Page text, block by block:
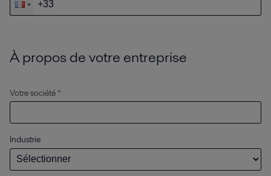
À propos de votre entreprise
Votre société *
Industrie